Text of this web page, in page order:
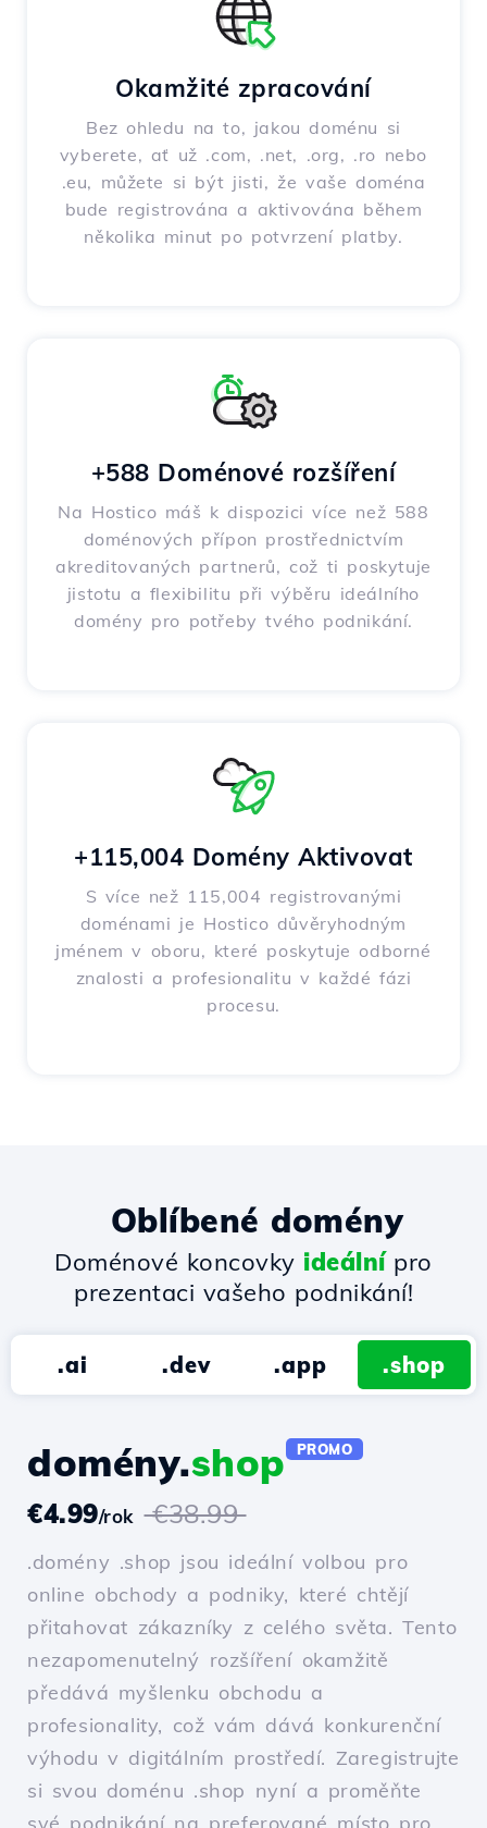
Okamžité zpracování
Bez ohledu na to, jakou doménu si
vyberete, ať už .com, .net, .org, .ro nebo
.eu, můžete si být jisti, že vaše doména
bude registrována a aktivována během
několika minut po potvrzení platby.
+588 Doménové rozšíření
Na Hostico máš k dispozici více než 588
doménových přípon prostřednictvím
akreditovaných partnerů, což ti poskytuje
jistotu a flexibilitu při výběru ideálního
domény pro potřeby tvého podnikání.
+115,004 Domény Aktivovat
S více než 115,004 registrovanými
doménami je Hostico důvěryhodným
jménem v oboru, které poskytuje odborné
znalosti a profesionalitu v každé fázi
procesu.
Oblíbené domény
Doménové koncovky ideálnípro
prezentaci vašeho podnikání!
.ai .dev .app .shop
domény.shop PROMO
€4.99/rok €38.99
.domény .shop jsou ideální volbou pro
online obchody a podniky, které chtějí
přitahovat zákazníky z celého světa. Tento
nezapomenutelný rozšíření okamžitě
předává myšlenku obchodu a
profesionality, což vám dává konkurenční
výhodu v digitálním prostředí. Zaregistrujte
si svou doménu .shop nyní a proměňte